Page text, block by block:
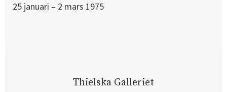
25 januari – 2 mars 1975
Thielska Galleriet